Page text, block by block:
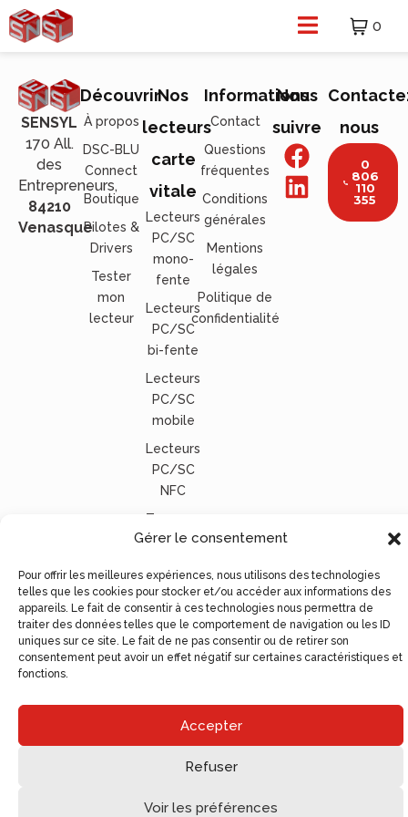
Gérer le consentement
Pour offrir les meilleures expériences, nous utilisons des technologies
telles que les cookies pour stocker et/ou accéder aux informations des
appareils. Le fait de consentir à ces technologies nous permettra de
traiter des données telles que le comportement de navigation ou les ID
uniques sur ce site. Le fait de ne pas consentir ou de retirer son
consentement peut avoir un effet négatif sur certaines caractéristiques et
fonctions.
Accepter
Refuser
Voir les préférences
0
SENSYL
170 All.
des
Entrepreneurs,
84210
Venasque
Découvrir
À propos
DSC-BLU
Connect
Boutique
Pilotes &
Drivers
Tester
mon
lecteur
Nos
lecteurs
carte
vitale
Lecteurs
PC/SC
mono-
fente
Lecteurs
PC/SC
bi-fente
Lecteurs
PC/SC
mobile
Lecteurs
PC/SC
NFC
Tous nos
lecteurs
vitale
Informations
Contact
Questions
fréquentes
Conditions
générales
Mentions
légales
Politique de
confidentialité
Nous
suivre
nous
0
806
110
355
© Ugocom Paris – Avignon Création Site Internet –
Agence de Communication